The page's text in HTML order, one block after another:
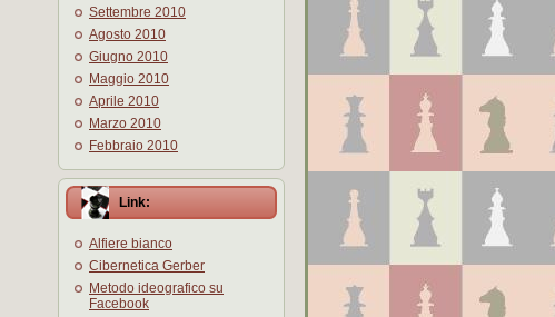
Settembre 2010
Agosto 2010
Giugno 2010
Maggio 2010
Aprile 2010
Marzo 2010
Febbraio 2010
Link:
Alfiere bianco
Cibernetica Gerber
Metodo ideografico su
Facebook